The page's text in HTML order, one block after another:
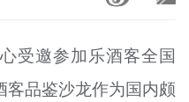
+
受邀参加乐酒客全国
品鉴沙龙作为国内颇